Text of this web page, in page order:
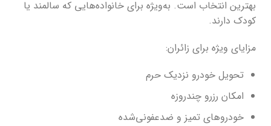
بهترین انتخاب است. به‌ویژه برای خانواده‌هایی که سالمند یا
کودک دارند.
مزایای ویژه برای زائران:
تحویل خودرو نزدیک حرم
امکان رزرو چندروزه
خودروهای تمیز و ضدعفونی‌شده